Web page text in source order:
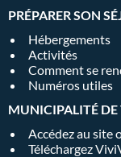
PRÉPARER SON
Hébergements
Activités
Comment se
Numéros utiles
MUNICIPALITÉ
Accédez au site
Téléchargez